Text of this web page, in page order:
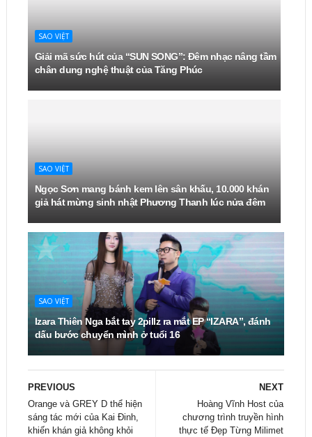
SAO VIỆT
Giải mã sức hút của “SUN SONG”: Đêm nhạc nâng tầm
chân dung nghệ thuật của Tăng Phúc
SAO VIỆT
Ngọc Sơn mang bánh kem lên sân khấu, 10.000 khán
giả hát mừng sinh nhật Phương Thanh lúc nửa đêm
SAO VIỆT
Izara Thiên Nga bắt tay 2pillz ra mắt EP “IZARA”, đánh
dấu bước chuyển mình ở tuổi 16
NEXT
Hoàng Vĩnh Host của
chương trình truyền hình
thực tế Đẹp Từng Milimet
PREVIOUS
Orange và GREY D thể hiện
sáng tác mới của Kai Đinh,
khiến khán giả không khỏi